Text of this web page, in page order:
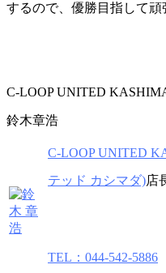
するので、優勝目指して頑
C-LOOP UNITED
鈴木章浩
C-LOOP UNITED
テッド カシマダ)店
TEL：044-542-5886